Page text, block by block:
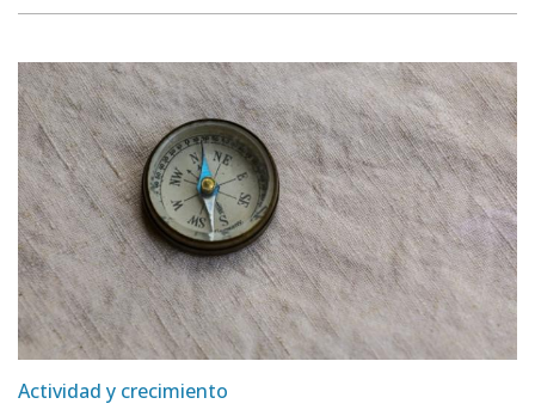
Actividad y crecimiento